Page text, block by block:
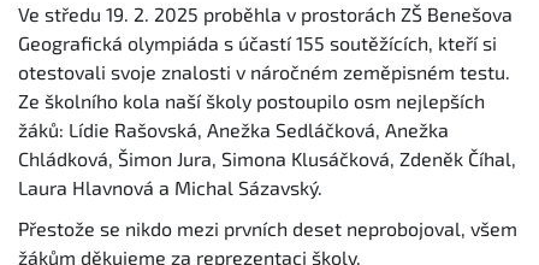
Ve středu 19. 2. 2025 proběhla v prostorách ZŠ Benešova
Geografická olympiáda s účastí 155 soutěžících, kteří si
otestovali svoje znalosti v náročném zeměpisném testu.
Ze školního kola naší školy postoupilo osm nejlepších
žáků: Lídie Rašovská, Anežka Sedláčková, Anežka
Chládková, Šimon Jura, Simona Klusáčková, Zdeněk Číhal,
Laura Hlavnová a Michal Sázavský.
Přestože se nikdo mezi prvních deset neprobojoval, všem
žákům děkujeme za reprezentaci školy.